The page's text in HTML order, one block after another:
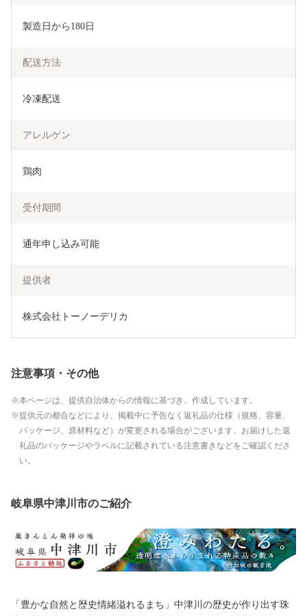
製造日から180日
配送方法
冷凍配送
アレルゲン
鶏肉
受付期間
通年申し込み可能
提供者
株式会社トーノーデリカ
注意事項・その他
本ページは、提供自治体からの情報に基づき、作成しています。
提供元の都合などにより、掲載中に予告なく返礼品の仕様（規格、容量、
パッケージ、原材料など）が変更される場合がございます。お届けした返
礼品のパッケージやラベルに記載されている注意書きなどをご確認くださ
い。
岐阜県中津川市のご紹介
「豊かな自然と歴史情緒溢れるまち」中津川の歴史が作り出す珠